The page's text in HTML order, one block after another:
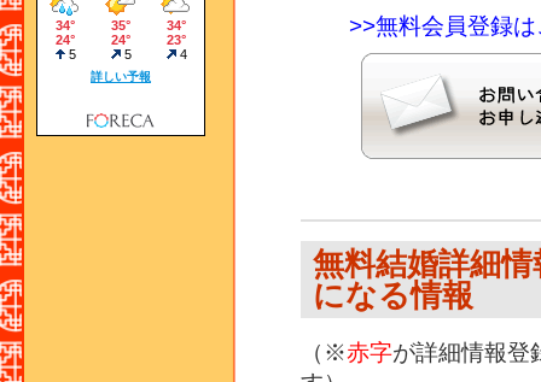
>>無料会員登録
無料結婚詳細
になる情報
（※赤字が詳細情報登